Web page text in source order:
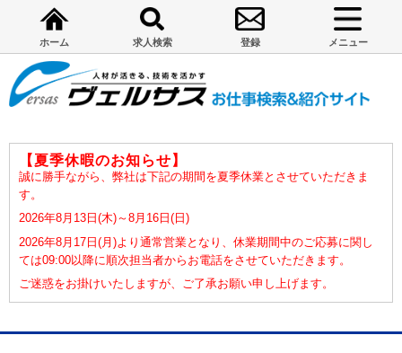
ホーム 求人検索 登録 メニュー
【夏季休暇のお知らせ】
誠に勝手ながら、弊社は下記の期間を夏季休業とさせていただきま
す。
2026年8月13日(木)～8月16日(日)
2026年8月17日(月)より通常営業となり、休業期間中のご応募に関し
ては09:00以降に順次担当者からお電話をさせていただきます。
ご迷惑をお掛けいたしますが、ご了承お願い申し上げます。